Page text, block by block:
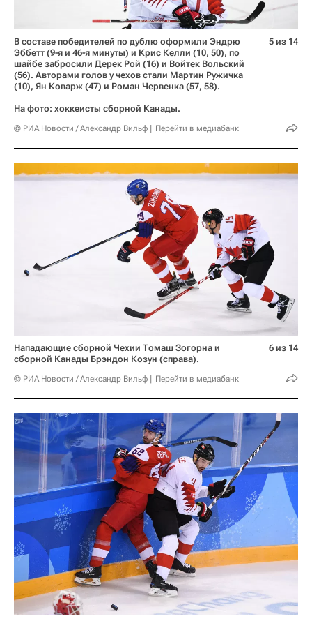
В составе победителей по дублю оформили Эндрю
Эббетт (9-я и 46-я минуты) и Крис Келли (10, 50), по
шайбе забросили Дерек Рой (16) и Войтек Вольский
(56). Авторами голов у чехов стали Мартин Ружичка
(10), Ян Коварж (47) и Роман Червенка (57, 58).
На фото: хоккеисты сборной Канады.
© РИА Новости / Александр Вильф Перейти в медиабанк
5 из 14
Нападающие сборной Чехии Томаш Зогорна и
сборной Канады Брэндон Козун (справа).
© РИА Новости / Александр Вильф Перейти в медиабанк
6 из 14